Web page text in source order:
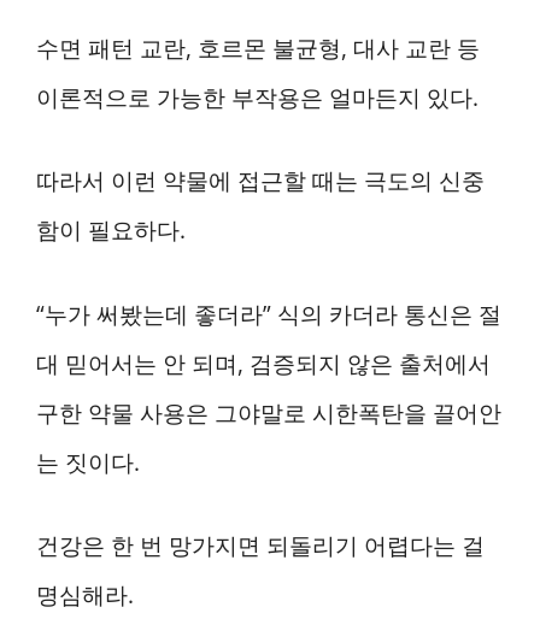
수면 패턴 교란, 호르몬 불균형, 대사 교란 등
이론적으로 가능한 부작용은 얼마든지 있다.
따라서 이런 약물에 접근할 때는 극도의 신중
함이 필요하다.
“누가 써봤는데 좋더라” 식의 카더라 통신은 절
대 믿어서는 안 되며, 검증되지 않은 출처에서
구한 약물 사용은 그야말로 시한폭탄을 끌어안
는 짓이다.
건강은 한 번 망가지면 되돌리기 어렵다는 걸
명심해라.